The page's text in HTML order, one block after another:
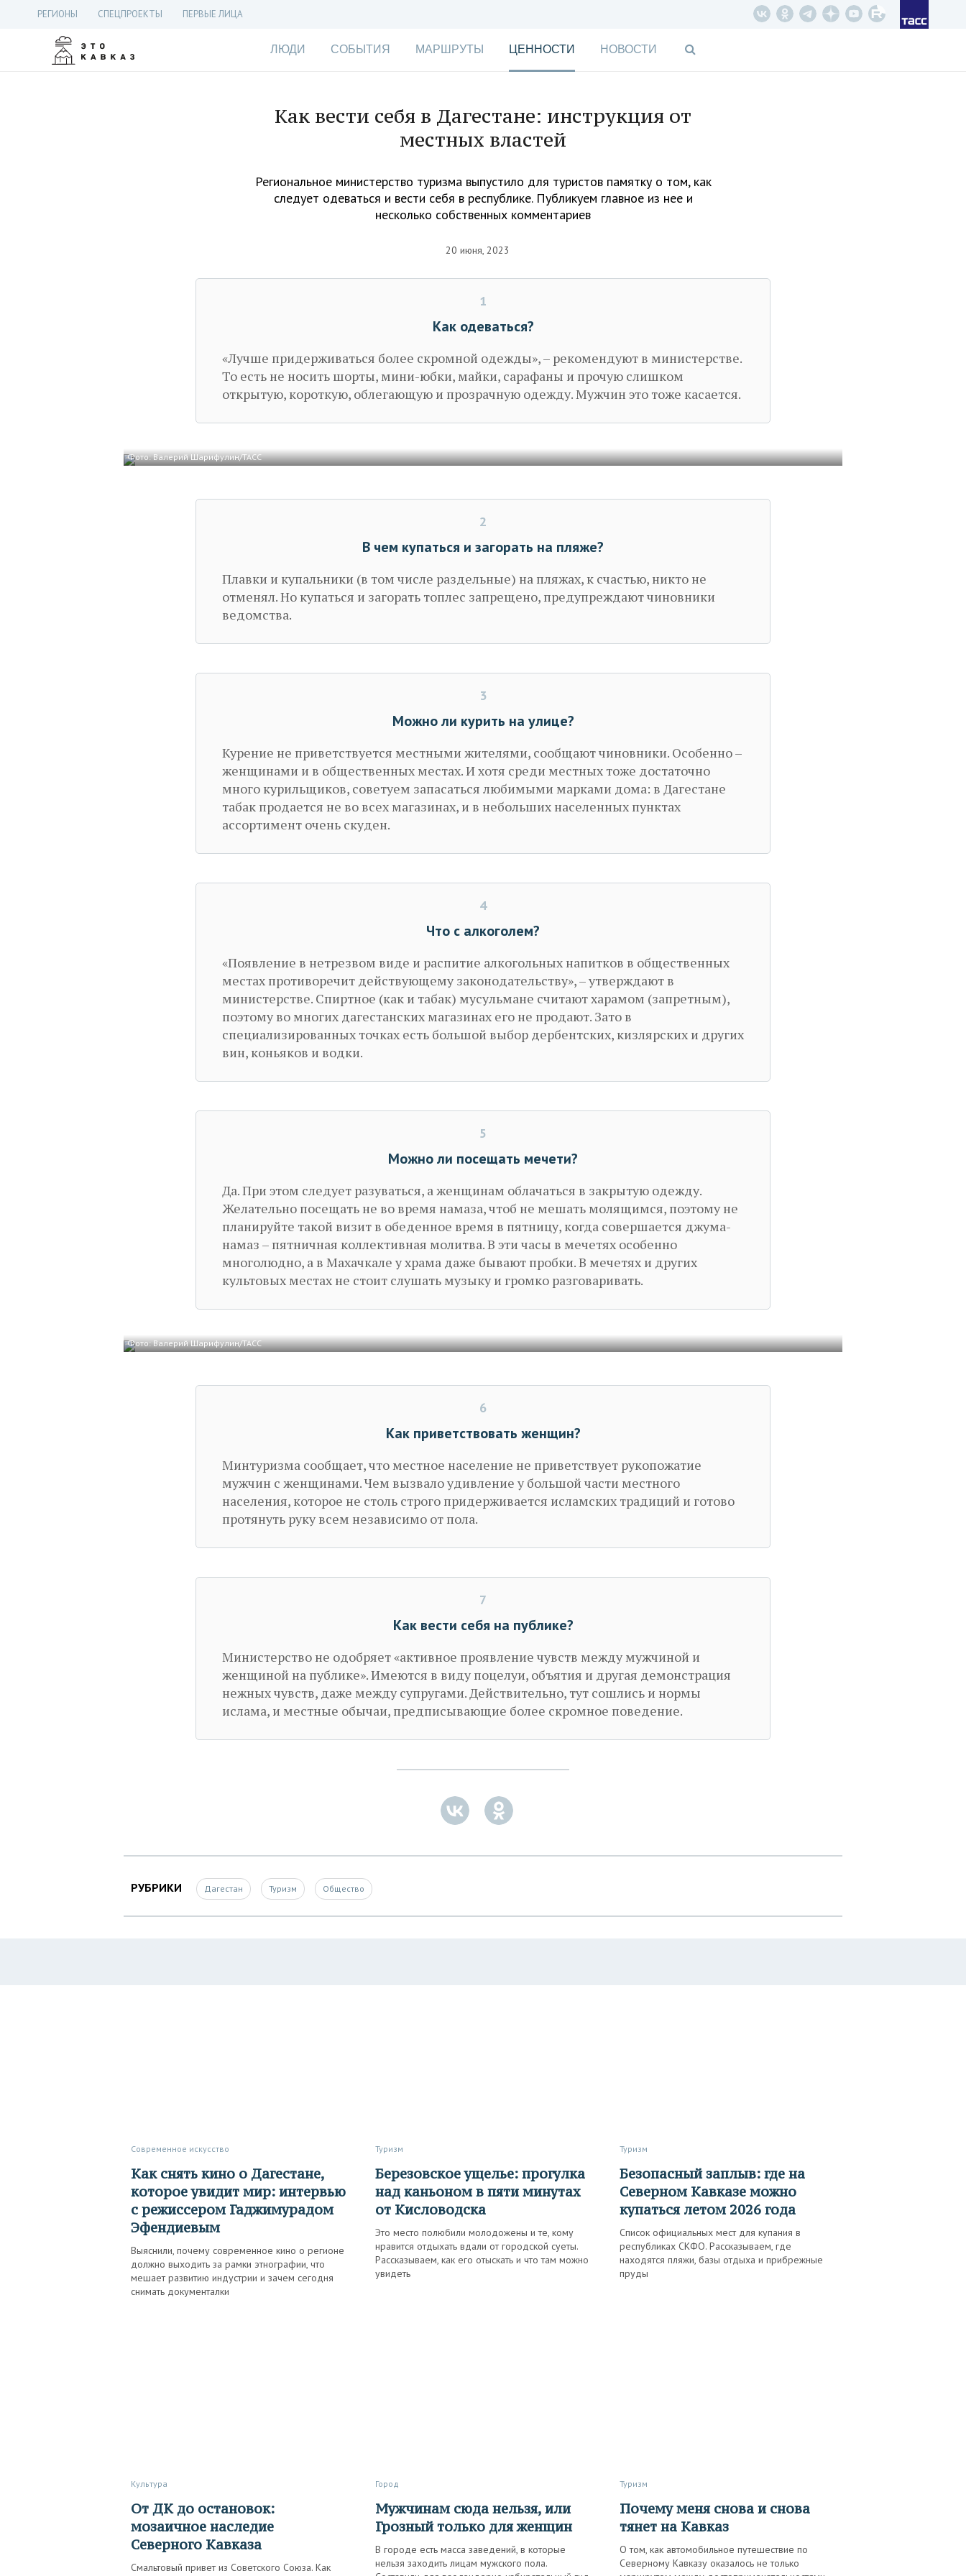
РЕГИОНЫ СПЕЦПРОЕКТЫ ПЕРВЫЕ ЛИЦА
ЛЮДИ СОБЫТИЯ МАРШРУТЫ ЦЕННОСТИ НОВОСТИ
Как вести себя в Дагестане: инструкция от
местных властей
Региональное министерство туризма выпустило для туристов памятку о том, как
следует одеваться и вести себя в республике. Публикуем главное из нее и
несколько собственных комментариев
20 июня, 2023
1
Как одеваться?
«Лучше придерживаться более скромной одежды», – рекомендуют в министерстве.
То есть не носить шорты, мини-юбки, майки, сарафаны и прочую слишком
открытую, короткую, облегающую и прозрачную одежду. Мужчин это тоже касается.
Фото: Валерий Шарифулин/ТАСС
2
В чем купаться и загорать на пляже?
Плавки и купальники (в том числе раздельные) на пляжах, к счастью, никто не
отменял. Но купаться и загорать топлес запрещено, предупреждают чиновники
ведомства.
3
Можно ли курить на улице?
Курение не приветствуется местными жителями, сообщают чиновники. Особенно –
женщинами и в общественных местах. И хотя среди местных тоже достаточно
много курильщиков, советуем запасаться любимыми марками дома: в Дагестане
табак продается не во всех магазинах, и в небольших населенных пунктах
ассортимент очень скуден.
4
Что с алкоголем?
«Появление в нетрезвом виде и распитие алкогольных напитков в общественных
местах противоречит действующему законодательству», – утверждают в
министерстве. Спиртное (как и табак) мусульмане считают харамом (запретным),
поэтому во многих дагестанских магазинах его не продают. Зато в
специализированных точках есть большой выбор дербентских, кизлярских и других
вин, коньяков и водки.
5
Можно ли посещать мечети?
Да. При этом следует разуваться, а женщинам облачаться в закрытую одежду.
Желательно посещать не во время намаза, чтоб не мешать молящимся, поэтому не
планируйте такой визит в обеденное время в пятницу, когда совершается джума-
намаз – пятничная коллективная молитва. В эти часы в мечетях особенно
многолюдно, а в Махачкале у храма даже бывают пробки. В мечетях и других
культовых местах не стоит слушать музыку и громко разговаривать.
Фото: Валерий Шарифулин/ТАСС
6
Как приветствовать женщин?
Минтуризма сообщает, что местное население не приветствует рукопожатие
мужчин с женщинами. Чем вызвало удивление у большой части местного
населения, которое не столь строго придерживается исламских традиций и готово
протянуть руку всем независимо от пола.
7
Как вести себя на публике?
Министерство не одобряет «активное проявление чувств между мужчиной и
женщиной на публике». Имеются в виду поцелуи, объятия и другая демонстрация
нежных чувств, даже между супругами. Действительно, тут сошлись и нормы
ислама, и местные обычаи, предписывающие более скромное поведение.
РУБРИКИ Дагестан Туризм Общество
Современное искусство
Как снять кино о Дагестане,
которое увидит мир: интервью
с режиссером Гаджимурадом
Эфендиевым
Выяснили, почему современное кино о регионе
должно выходить за рамки этнографии, что
мешает развитию индустрии и зачем сегодня
снимать документалки
Туризм
Березовское ущелье: прогулка
над каньоном в пяти минутах
от Кисловодска
Это место полюбили молодожены и те, кому
нравится отдыхать вдали от городской суеты.
Рассказываем, как его отыскать и что там можно
увидеть
Туризм
Безопасный заплыв: где на
Северном Кавказе можно
купаться летом 2026 года
Список официальных мест для купания в
республиках СКФО. Рассказываем, где
находятся пляжи, базы отдыха и прибрежные
пруды
Культура
От ДК до остановок:
мозаичное наследие
Северного Кавказа
Смальтовый привет из Советского Союза. Как
Город
Мужчинам сюда нельзя, или
Грозный только для женщин
В городе есть масса заведений, в которые
нельзя заходить лицам мужского пола.
Туризм
Почему меня снова и снова
тянет на Кавказ
О том, как автомобильное путешествие по
Северному Кавказу оказалось не только